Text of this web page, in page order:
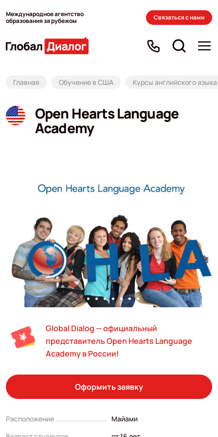
Международное агентство
образования за рубежом
Связаться с нами
Главная Обучение в США Курсы английского
Open Hearts Language
Academy
Global Dialog — официальный
представитель Open Hearts Language
Academy в России!
Оформить заявку
Расположение
Майами